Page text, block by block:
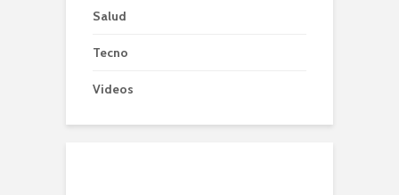
Salud
Tecno
Videos